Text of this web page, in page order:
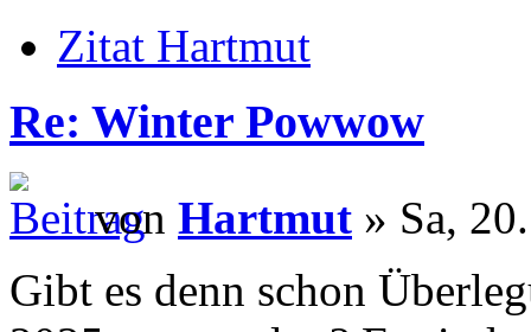
Zitat Hartmut
Re: Winter Powwow
von Hartmut » Sa,
Gibt es denn schon